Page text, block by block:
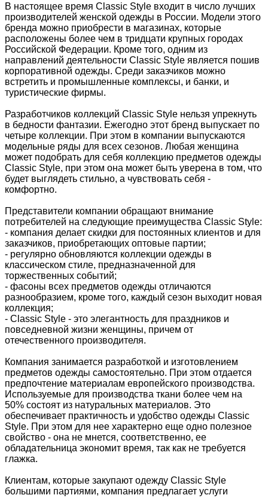
В настоящее время Classic Style входит в число лучших
производителей женской одежды в России. Модели этого
бренда можно приобрести в магазинах, которые
расположены более чем в тридцати крупных городах
Российской Федерации. Кроме того, одним из
направлений деятельности Classic Style является пошив
корпоративной одежды. Среди заказчиков можно
встретить и промышленные комплексы, и банки, и
туристические фирмы.
Разработчиков коллекций Classic Style нельзя упрекнуть
в бедности фантазии. Ежегодно этот бренд выпускает по
четыре коллекции. При этом в компании выпускаются
модельные ряды для всех сезонов. Любая женщина
может подобрать для себя коллекцию предметов одежды
Classic Style, при этом она может быть уверена в том, что
будет выглядеть стильно, а чувствовать себя -
комфортно.
Представители компании обращают внимание
потребителей на следующие преимущества Classic Style:
- компания делает скидки для постоянных клиентов и для
заказчиков, приобретающих оптовые партии;
- регулярно обновляются коллекции одежды в
классическом стиле, предназначенной для
торжественных событий;
- фасоны всех предметов одежды отличаются
разнообразием, кроме того, каждый сезон выходит новая
коллекция;
- Classic Style - это элегантность для праздников и
повседневной жизни женщины, причем от
отечественного производителя.
Компания занимается разработкой и изготовлением
предметов одежды самостоятельно. При этом отдается
предпочтение материалам европейского производства.
Используемые для производства ткани более чем на
50% состоят из натуральных материалов. Это
обеспечивает практичность и удобство одежды Classic
Style. При этом для нее характерно еще одно полезное
свойство - она не мнется, соответственно, ее
обладательница экономит время, так как не требуется
глажка.
Клиентам, которые закупают одежду Classic Style
большими партиями, компания предлагает услуги